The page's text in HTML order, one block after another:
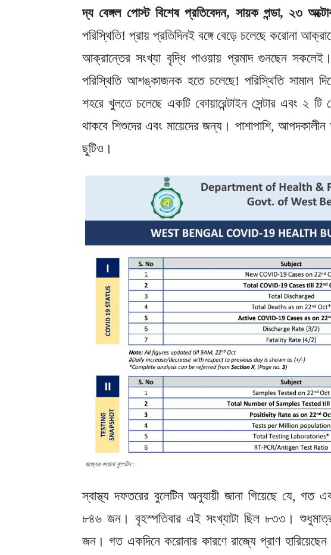
দ্য বেঙ্গল পোস্ট বিশেষ প্রতিবেদন, সায়ক পন্ডা, ২৩
পরিস্থিতি! প্রায় প্রতিদিনই বঙ্গে বেড়ে চলেছে করোনা
আক্রান্তের সংখ্যা বৃদ্ধি পাওয়ায় প্রমাদ গুনছেন
পরিস্থিতি আশঙ্কাজনক হতে চলেছে! পরিস্থিতি সামাল
শহরে খুলতে চলেছে একটি কোয়ারেন্টাইন সেন্টার এবং
থাকবে শিশুদের এবং মায়েদের জন্য। পাশাপাশি, আপদকালীন
ছুটিও।
রাজ্যের করোনা বুলেটিন :
স্বাস্থ্য দফতরের বুলেটিন অনুযায়ী জানা গিয়েছে যে, গত
৮৪৬ জন। বৃহস্পতিবার এই সংখ্যাটা ছিল ৮৩৩।
জন। গত একদিনে করোনার কারণে রাজ্যে প্রাণ